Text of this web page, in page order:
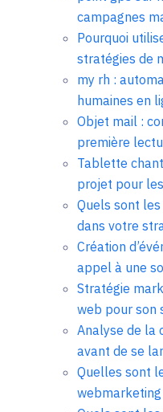
campagnes
Pourquoi
stratégies de
my rh :
humaines en
Objet mail :
première
Tablette
projet pour
Quels sont les
dans votre
Création
appel à une
Stratégie
web pour son
Analyse de la
avant de se
Quelles sont
webmarketing